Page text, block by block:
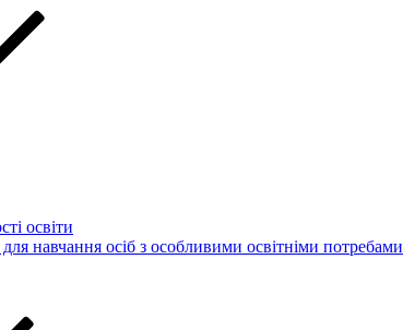
освіти
навчання осіб з особливими освітніми потребами